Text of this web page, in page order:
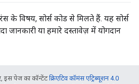
के विषय, सोर्स कोड से मिलते हैं. यह सोर्स
जानकारी या हमारे दस्तावेज़ में योगदान
इस पेज का कॉन्टेंटक्रिएटिव कॉमंस एट्रिब्यूशन 4.0